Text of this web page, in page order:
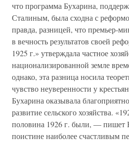
что программа Бухарина,
Сталиным, была сходна с
правда, разницей, что премьер-
в вечность результатов своей
1925 г.» утверждала частное
национализированной земле
однако, эта разница носила
чувство неуверенности у
Бухарина оказывала
развитие сельского хозяйства.
половина 1926 г. были, —
поистине наиболее счастливым